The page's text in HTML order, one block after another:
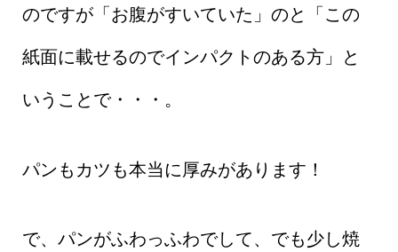
のですが「お腹がすいていた」のと「この
紙面に載せるのでインパクトのある方」と
いうことで・・・。
パンもカツも本当に厚みがあります！
で、パンがふわっふわでして、でも少し焼